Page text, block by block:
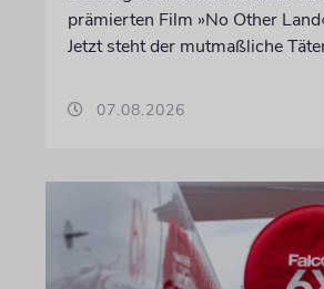
prämierten Film »No Other
Jetzt steht der mutmaßliche
07.08.2026